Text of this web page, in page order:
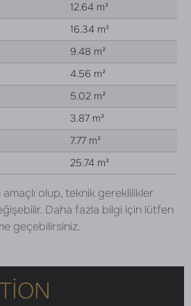
12.64 m²
16.34 m²
9.48 m²
4.56 m²
5.02 m²
3.87 m²
7.77 m²
25.74 m²
amaçlı olup, teknik gereklilikler
Daha fazla bilgi için lütfen
geçebilirsiniz.